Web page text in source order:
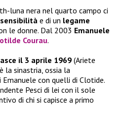
luna nera nel quarto campo ci
e di un legame
le donne. Dal 2003 Emanuele
Courau.
il 3 aprile 1969 (Ariete
la sinastria, ossia la
con quelli di Clotide.
Pesci di lei con il sole
di chi si capisce a primo